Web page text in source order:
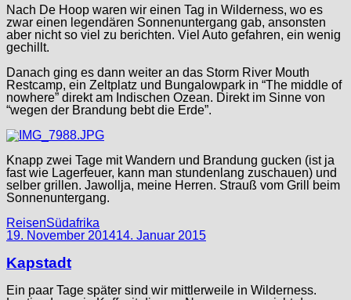
Nach De Hoop waren wir einen Tag in Wilderness, wo es
zwar einen legendären Sonnenuntergang gab, ansonsten
aber nicht so viel zu berichten. Viel Auto gefahren, ein wenig
gechillt.
Danach ging es dann weiter an das Storm River Mouth
Restcamp, ein Zeltplatz und Bungalowpark in “The middle of
nowhere” direkt am Indischen Ozean. Direkt im Sinne von
“wegen der Brandung bebt die Erde”.
Knapp zwei Tage mit Wandern und Brandung gucken (ist ja
fast wie Lagerfeuer, kann man stundenlang zuschauen) und
selber grillen. Jawollja, meine Herren. Strauß vom Grill beim
Sonnenuntergang.
Categories
ReisenCategories
Südafrika
19. November 201414. Januar 2015
Kapstadt
Ein paar Tage später sind wir mittlerweile in Wilderness.